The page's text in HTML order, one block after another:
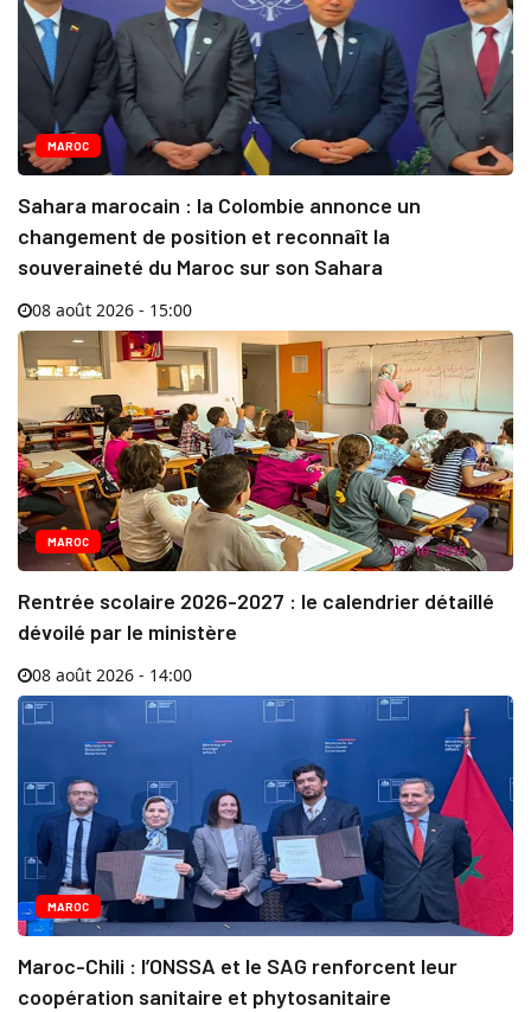
MAROC
Sahara marocain : la Colombie annonce un
changement de position et reconnaît la
souveraineté du Maroc sur son Sahara
08 août 2026 - 15:00
MAROC
Rentrée scolaire 2026-2027 : le calendrier détaillé
dévoilé par le ministère
08 août 2026 - 14:00
MAROC
Maroc-Chili : l’ONSSA et le SAG renforcent leur
coopération sanitaire et phytosanitaire